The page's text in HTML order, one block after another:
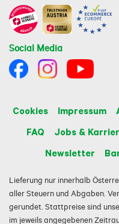
Social Media
Cookies Impressum
FAQ
Jobs &
Newsletter
Lieferung nur innerhalb
aller Steuern und Abgaben.
gerundet. Stattpreise sind
im jeweils angegebenen